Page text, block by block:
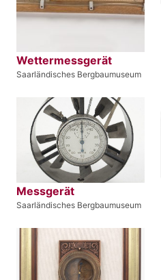
Wettermessgerät
Saarländisches Bergbaumuseum
Messgerät
Saarländisches Bergbaumuseum